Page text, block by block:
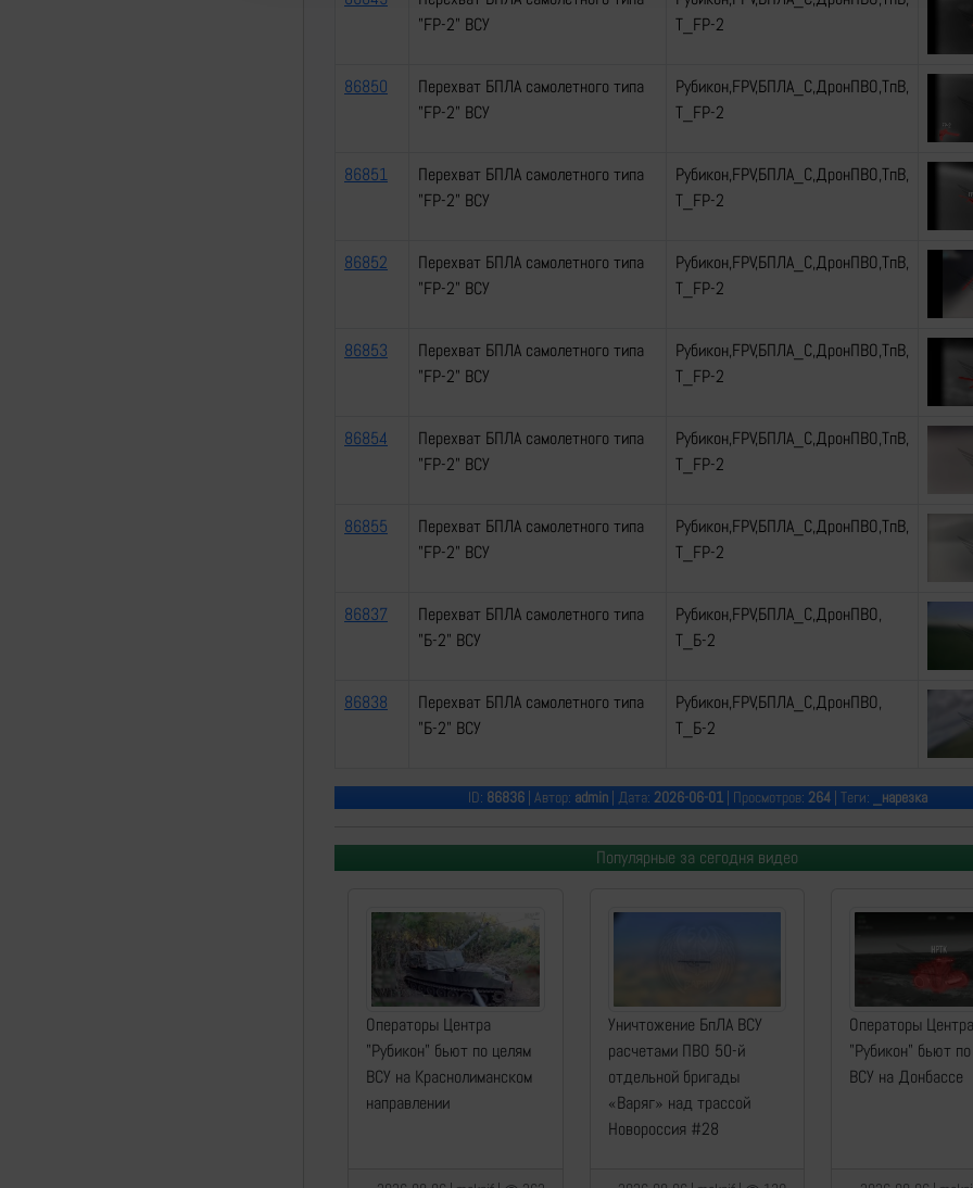
"FP-2" ВСУ
Т_FP-2
86850
Перехват БПЛА самолетного типа
"FP-2" ВСУ
Рубикон,FPV,БПЛА_С,ДронПВО,ТпВ,
Т_FP-2
86851
Перехват БПЛА самолетного типа
"FP-2" ВСУ
Рубикон,FPV,БПЛА_С,ДронПВО,ТпВ,
Т_FP-2
86852
Перехват БПЛА самолетного типа
"FP-2" ВСУ
Рубикон,FPV,БПЛА_С,ДронПВО,ТпВ,
Т_FP-2
86853
Перехват БПЛА самолетного типа
"FP-2" ВСУ
Рубикон,FPV,БПЛА_С,ДронПВО,ТпВ,
Т_FP-2
86854
Перехват БПЛА самолетного типа
"FP-2" ВСУ
Рубикон,FPV,БПЛА_С,ДронПВО,ТпВ,
Т_FP-2
86855
Перехват БПЛА самолетного типа
"FP-2" ВСУ
Рубикон,FPV,БПЛА_С,ДронПВО,ТпВ,
Т_FP-2
86837
Перехват БПЛА самолетного типа
"Б-2" ВСУ
Рубикон,FPV,БПЛА_С,ДронПВО,
Т_Б-2
86838
Перехват БПЛА самолетного типа
"Б-2" ВСУ
Рубикон,FPV,БПЛА_С,ДронПВО,
Т_Б-2
ID: 86836| Автор: admin| Дата: 2026-06-01| Просмотров: 264| Теги: _нарезка
Популярные за сегодня видео
Операторы Центра
"Рубикон" бьют по целям
ВСУ на Краснолиманском
направлении
Уничтожение БпЛА ВСУ
расчетами ПВО 50-й
отдельной бригады
«Варяг» над трассой
Новороссия #28
Операторы
"Рубикон" бьют
ВСУ на Донбассе